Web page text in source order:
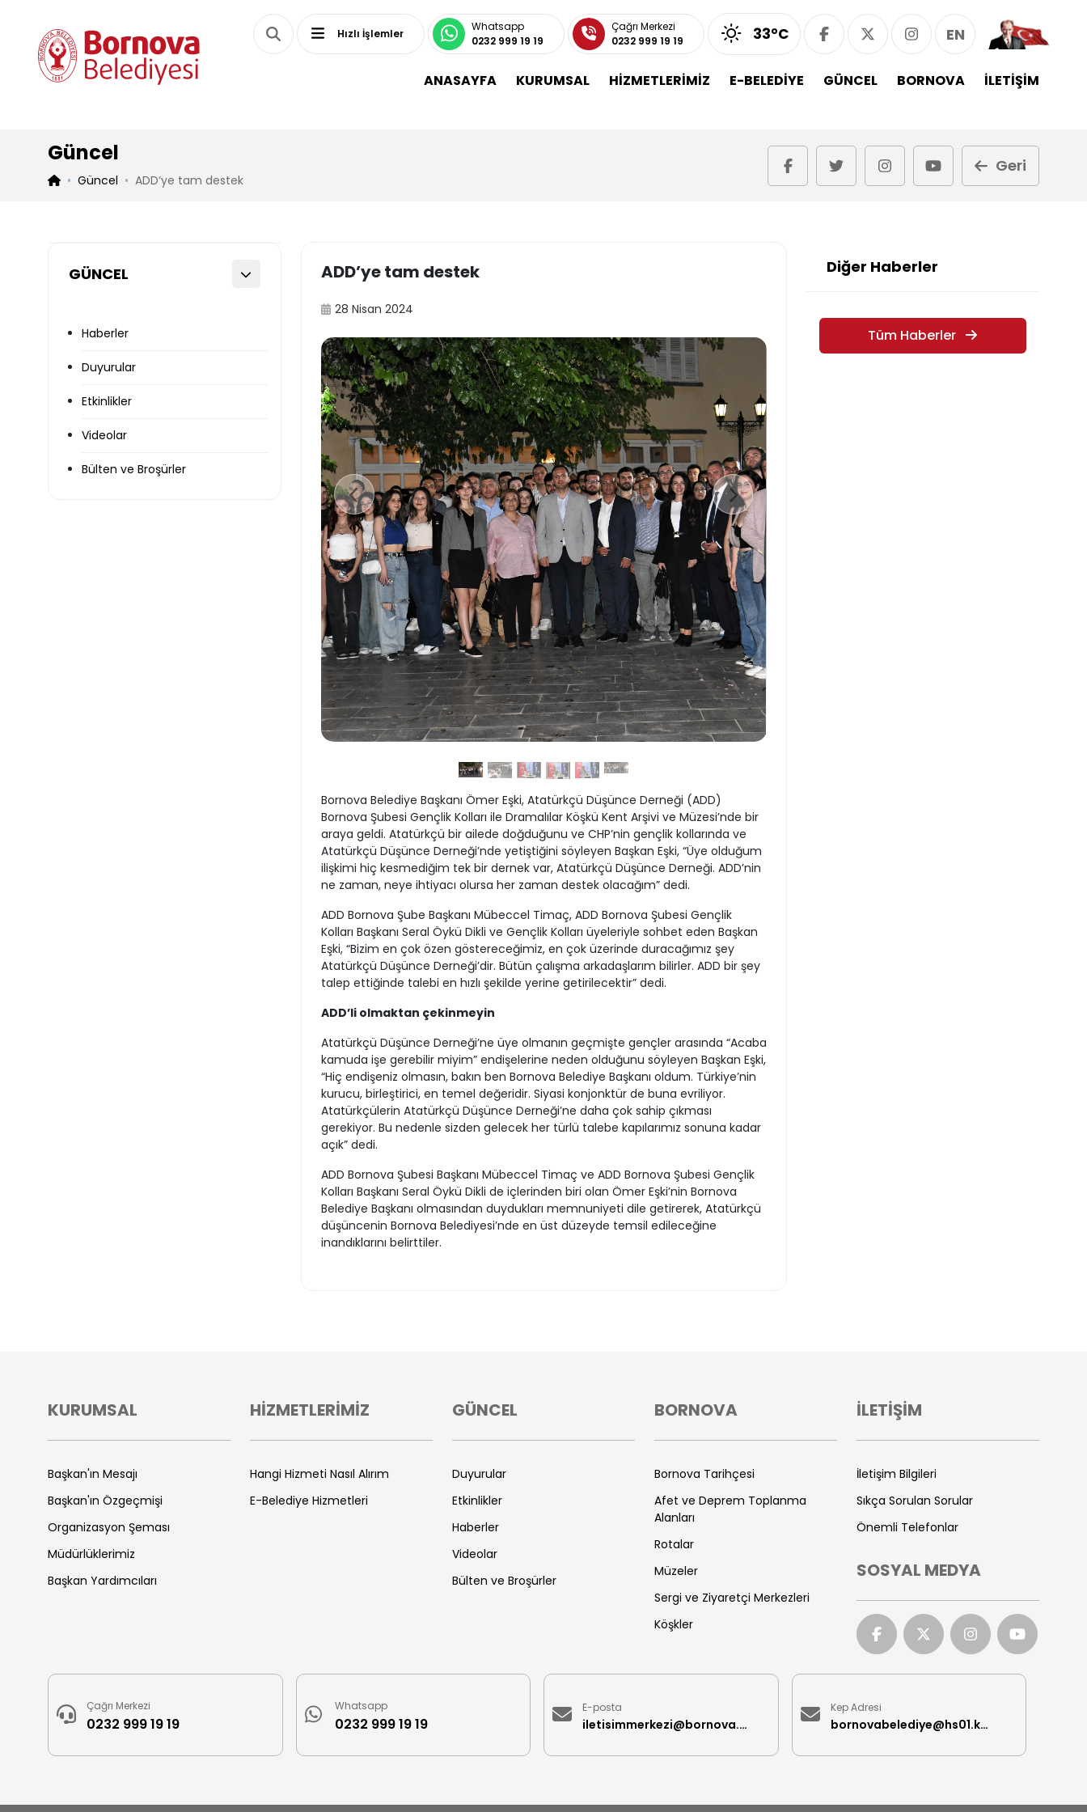
Hızlı İşlemler
Whatsapp
0232 999 19 19
Çağrı Merkezi
0232 999 19 19
33°C EN
ANASAYFA KURUMSAL HİZMETLERİMİZ E-BELEDİYE GÜNCEL BORNOVA İLETİŞİM
Güncel
Güncel ADD’ye tam destek
Geri
GÜNCEL
Haberler
Duyurular
Etkinlikler
Videolar
Bülten ve Broşürler
ADD’ye tam destek
28 Nisan 2024
Bornova Belediye Başkanı Ömer Eşki, Atatürkçü Düşünce Derneği (ADD)
Bornova Şubesi Gençlik Kolları ile Dramalılar Köşkü Kent Arşivi ve Müzesi’nde bir
araya geldi. Atatürkçü bir ailede doğduğunu ve CHP’nin gençlik kollarında ve
Atatürkçü Düşünce Derneği’nde yetiştiğini söyleyen Başkan Eşki, “Üye olduğum
ilişkimi hiç kesmediğim tek bir dernek var, Atatürkçü Düşünce Derneği. ADD’nin
ne zaman, neye ihtiyacı olursa her zaman destek olacağım” dedi.
ADD Bornova Şube Başkanı Mübeccel Timaç, ADD Bornova Şubesi Gençlik
Kolları Başkanı Seral Öykü Dikli ve Gençlik Kolları üyeleriyle sohbet eden Başkan
Eşki, “Bizim en çok özen göstereceğimiz, en çok üzerinde duracağımız şey
Atatürkçü Düşünce Derneği’dir. Bütün çalışma arkadaşlarım bilirler. ADD bir şey
talep ettiğinde talebi en hızlı şekilde yerine getirilecektir” dedi.
ADD’li olmaktan çekinmeyin
Atatürkçü Düşünce Derneği’ne üye olmanın geçmişte gençler arasında “Acaba
kamuda işe gerebilir miyim” endişelerine neden olduğunu söyleyen Başkan Eşki,
“Hiç endişeniz olmasın, bakın ben Bornova Belediye Başkanı oldum. Türkiye’nin
kurucu, birleştirici, en temel değeridir. Siyasi konjonktür de buna evriliyor.
Atatürkçülerin Atatürkçü Düşünce Derneği’ne daha çok sahip çıkması
gerekiyor. Bu nedenle sizden gelecek her türlü talebe kapılarımız sonuna kadar
açık” dedi.
ADD Bornova Şubesi Başkanı Mübeccel Timaç ve ADD Bornova Şubesi Gençlik
Kolları Başkanı Seral Öykü Dikli de içlerinden biri olan Ömer Eşki’nin Bornova
Belediye Başkanı olmasından duydukları memnuniyeti dile getirerek, Atatürkçü
düşüncenin Bornova Belediyesi’nde en üst düzeyde temsil edileceğine
inandıklarını belirttiler.
Diğer Haberler
Tüm Haberler
KURUMSAL
Başkan'ın Mesajı
Başkan'ın Özgeçmişi
Organizasyon Şeması
Müdürlüklerimiz
Başkan Yardımcıları
HİZMETLERİMİZ
Hangi Hizmeti Nasıl Alırım
E-Belediye Hizmetleri
GÜNCEL
Duyurular
Etkinlikler
Haberler
Videolar
Bülten ve Broşürler
BORNOVA
Bornova Tarihçesi
Afet ve Deprem Toplanma
Alanları
Rotalar
Müzeler
Sergi ve Ziyaretçi Merkezleri
Köşkler
İLETİŞİM
İletişim Bilgileri
Sıkça Sorulan Sorular
Önemli Telefonlar
SOSYAL MEDYA
Çağrı Merkezi
0232 999 19 19
Whatsapp
0232 999 19 19
E-posta
iletisimmerkezi@bornova.bel.tr
Kep Adresi
bornovabelediye@hs01.kep.tr